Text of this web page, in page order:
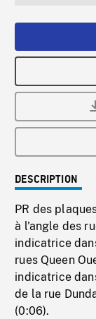
DESCRIPTION
PR des
à l'angle des
indicatrice
rues Queen
indicatrice
de la rue
(0:06).